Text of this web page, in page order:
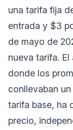
una tarifa fija
entrada y $3
de mayo de
nueva tarifa.
donde los
conllevaban
tarifa base, ha
precio,